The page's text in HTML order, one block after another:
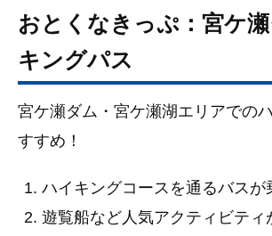
おとくなきっぷ：宮ケ
キングパス
宮ケ瀬ダム・宮ケ瀬湖エリアでの
すすめ！
ハイキングコースを通るバスが
遊覧船など人気アクティビティ